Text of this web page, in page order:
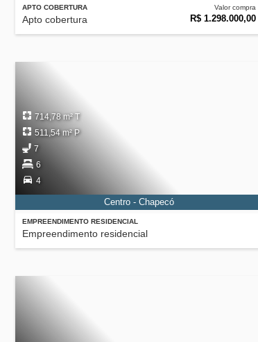
APTO COBERTURA
Apto cobertura
Valor compra
R$ 1.298.000,00
EMPREENDIMENTO RESIDENCIAL
Empreendimento residencial
714,78 m² T
511,54 m² P
7
6
4
Centro - Chapecó